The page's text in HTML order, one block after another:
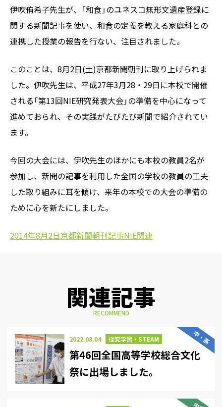
伊吹侑希子先生が、「和食」のユネスコ無形文遺産登録に
関する新聞記事を使い、和食の定義を教える家庭科との
連携した授業の報告を行ない、注目されました。
このことは、8月2日(土)京都新聞朝刊に取り上げられま
した。伊吹先生は、平成27年3月28・29日に本校で開催
される「第13回NIE研究発表大会」の準備を中心になって
進めておられ、その実践がたびたび新聞で紹介されてい
ます。
今回の大会には、伊吹先生のほかにも本校の教員2名が
参加し、新聞の記事を利用した全国の学校の教員の工夫
した取り組みに耳を傾け、来年の本校での大会の準備の
ために心を新たにしました。
2014年8月2日京都新聞朝刊記事NIE関連
関連記事
RECOMMEND
中・高
2022.08.04 探究学習・STEAM
第46回全国高等学校総合文化
祭に出場しました。